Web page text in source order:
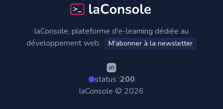
laConsole, plateforme d'e-learning dédiée au
développement web.
M'abonner à la newsletter
status :200
laConsole © 2026